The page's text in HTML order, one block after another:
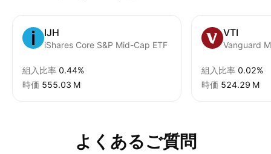
IJH
iShares Core S&P Mid-Cap ETF
組入比率 0.44%
時価 ‪555.03 M‬
VTI
組入比率 0.02%
時価 ‪524.29 M‬
よくあるご質問